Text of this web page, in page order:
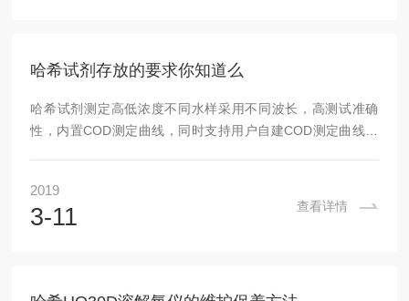
哈希试剂存放的要求你知道么
哈希试剂测定高低浓度不同水样采用不同波长，高测试准确
性，内置COD测定曲线，同时支持用户自建COD测定曲线，
差异大屏幕COD测定结果显示，并可根据需要显示COD浓
度、吸光度或透光率数值，测试过程中具有人性化图标提示功
2019
3-11 查看详情